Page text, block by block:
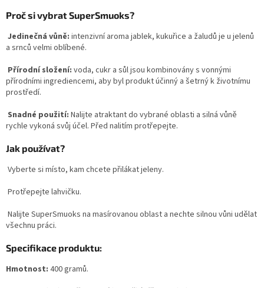
Proč si vybrat SuperSmuoks?
Jedinečná vůně: intenzivní aroma jablek, kukuřice a žaludů je u jelenů
a srnců velmi oblíbené.
Přírodní složení: voda, cukr a sůl jsou kombinovány s vonnými
přírodními ingrediencemi, aby byl produkt účinný a šetrný k životnímu
prostředí.
Snadné použití: Nalijte atraktant do vybrané oblasti a silná vůně
rychle vykoná svůj účel. Před nalitím protřepejte.
Jak používat?
Vyberte si místo, kam chcete přilákat jeleny.
Protřepejte lahvičku.
Nalijte SuperSmuoks na masírovanou oblast a nechte silnou vůni udělat
všechnu práci.
Specifikace produktu:
Hmotnost: 400 gramů.